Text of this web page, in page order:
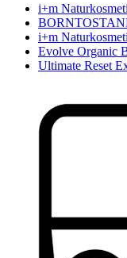
i+m
i+m
Evolve Organic
Ultimate Reset